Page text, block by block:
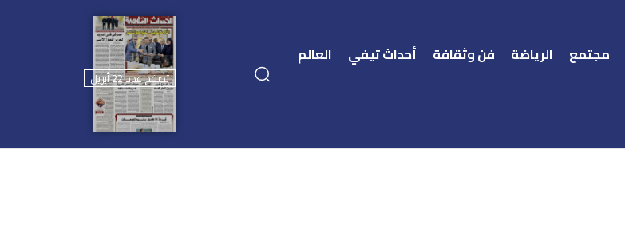
مجتمع الرياضة فن وثقافة أحداث تيفي
العالم
تصفح عدد 22 أبريل